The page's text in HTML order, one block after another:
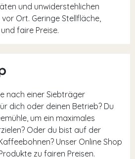
und unwiderstehlichen
Ort. Geringe Stellfläche,
faire Preise.
nach einer Siebträger
dich oder deinen Betrieb? Du
um ein maximales
Oder du bist auf der
Unser Online Shop
zu fairen Preisen.